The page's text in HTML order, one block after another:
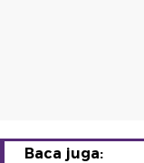
Baca juga: